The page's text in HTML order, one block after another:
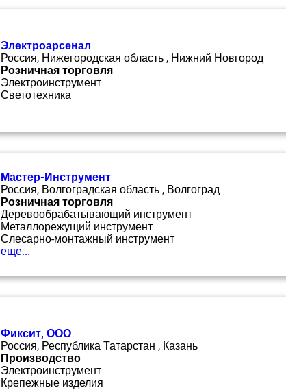
Электроарсенал
Россия, Нижегородская область , Нижний Новгород
Розничная торговля
Электроинструмент
Светотехника
Мастер-Инструмент
Россия, Волгоградская область , Волгоград
Розничная торговля
Деревообрабатывающий инструмент
Металлорежущий инструмент
Слесарно-монтажный инструмент
еще...
Фиксит, ООО
Россия, Республика Татарстан , Казань
Производство
Электроинструмент
Крепежные изделия